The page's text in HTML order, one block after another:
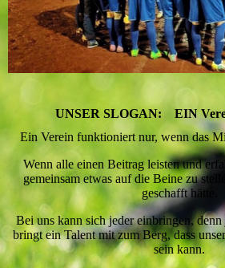
UNSER SLOGAN: EIN
Ein Verein funktioniert nur, wenn das
Wenn alle einen Beitrag leisten und
gemeinsam etwas auf die Beine zu
geschafft hätte.
Bei uns kann sich jeder einbringen,
bringt ein Talent mit zum Berg, dass
sein kann.